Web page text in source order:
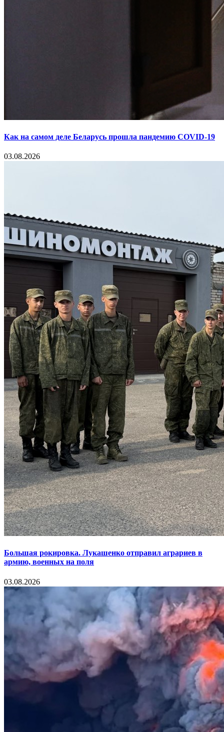
Как на самом деле Беларусь прошла пандемию COVID-19
03.08.2026
Большая рокировка. Лукашенко отправил аграриев в
армию, военных на поля
03.08.2026